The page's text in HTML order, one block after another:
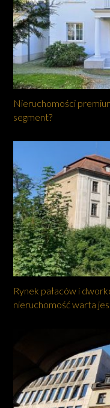
Nieruchomości
segment?
Rynek pałaców i
nieruchomość warta